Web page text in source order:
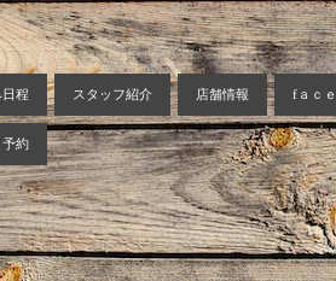
程 スタッフ紹介 店舗情報 fａｃ
予約